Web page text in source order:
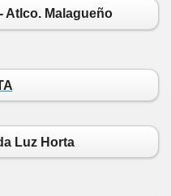
Atlco. Malagueño
Luz Horta